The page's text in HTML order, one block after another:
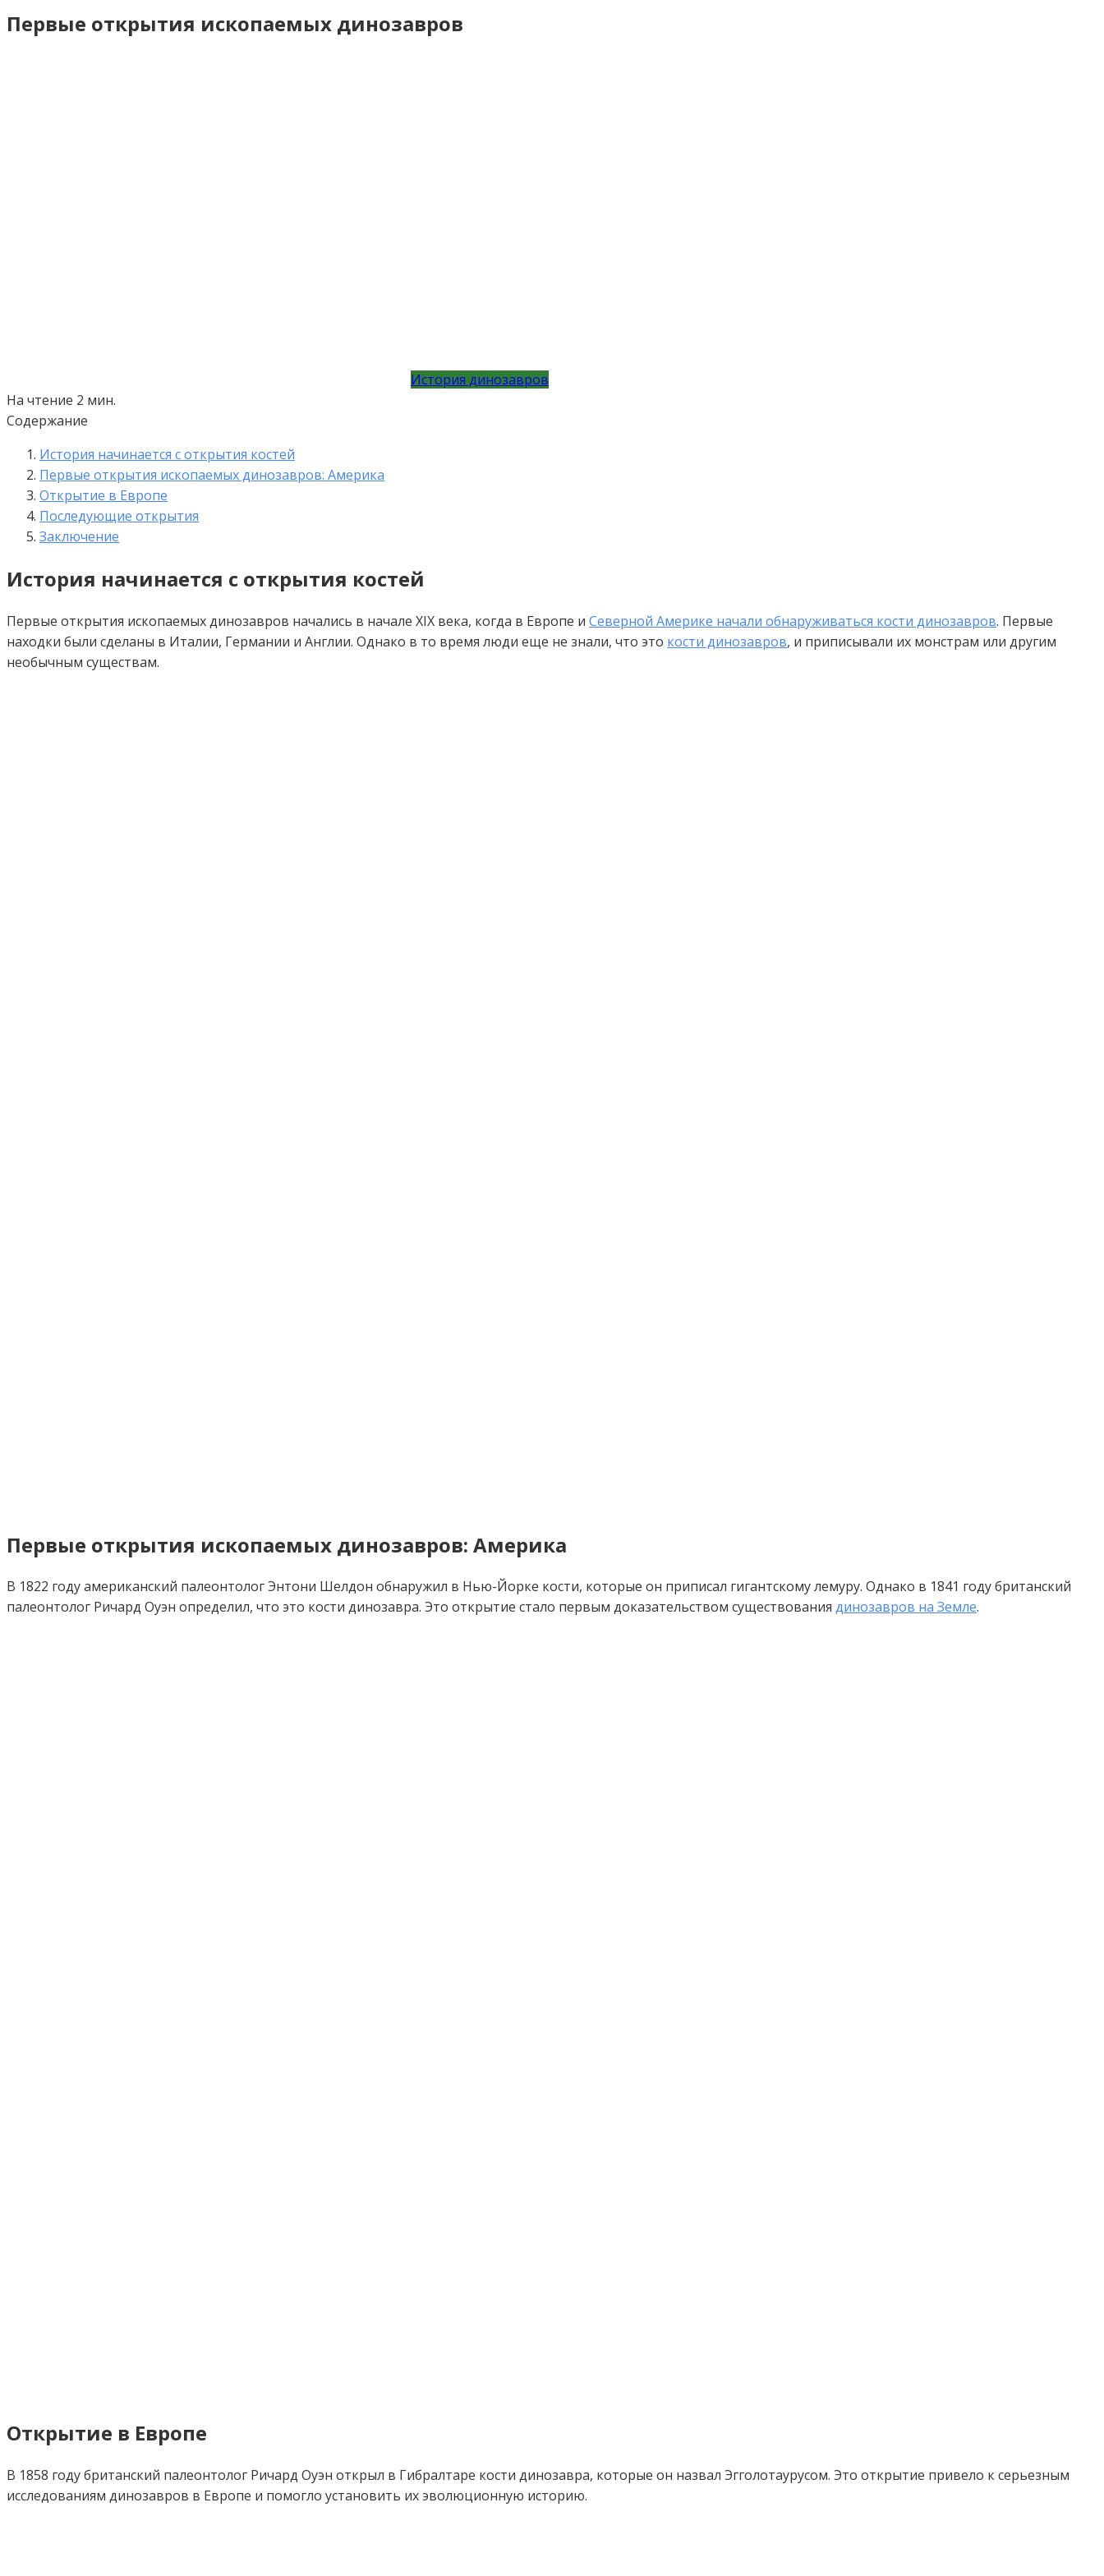
Первые открытия ископаемых динозавров
История динозавров
На чтение 2 мин.
Содержание
История начинается с открытия костей
Первые открытия ископаемых динозавров: Америка
Открытие в Европе
Последующие открытия
Заключение
История начинается с открытия костей
Первые открытия ископаемых динозавров начались в начале XIX века, когда в Европе и Северной Америке начали обнаруживаться кости динозавров. Первые
находки были сделаны в Италии, Германии и Англии. Однако в то время люди еще не знали, что это кости динозавров, и приписывали их монстрам или другим
необычным существам.
Первые открытия ископаемых динозавров: Америка
В 1822 году американский палеонтолог Энтони Шелдон обнаружил в Нью-Йорке кости, которые он приписал гигантскому лемуру. Однако в 1841 году британский
палеонтолог Ричард Оуэн определил, что это кости динозавра. Это открытие стало первым доказательством существования динозавров на Земле.
Открытие в Европе
В 1858 году британский палеонтолог Ричард Оуэн открыл в Гибралтаре кости динозавра, которые он назвал Эгголотаурусом. Это открытие привело к серьезным
исследованиям динозавров в Европе и помогло установить их эволюционную историю.